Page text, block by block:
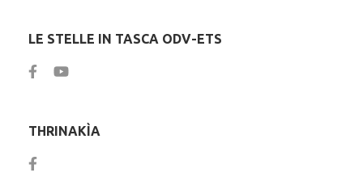
LE STELLE IN TASCA ODV-ETS
THRINAKÌA